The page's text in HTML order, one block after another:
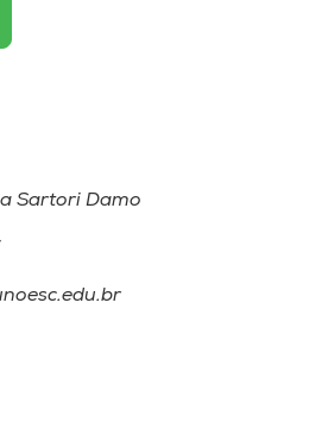
Sartori Damo